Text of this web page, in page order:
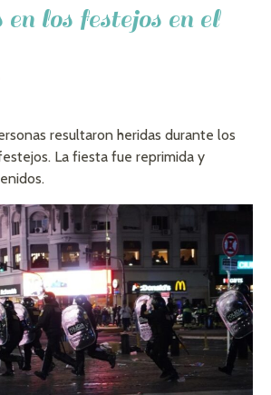
los festejos en el
resultaron heridas durante los
La fiesta fue reprimida y